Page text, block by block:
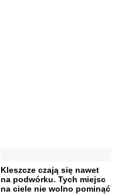
Kleszcze czają się nawet
na podwórku. Tych miejsc
na ciele nie wolno pominąć